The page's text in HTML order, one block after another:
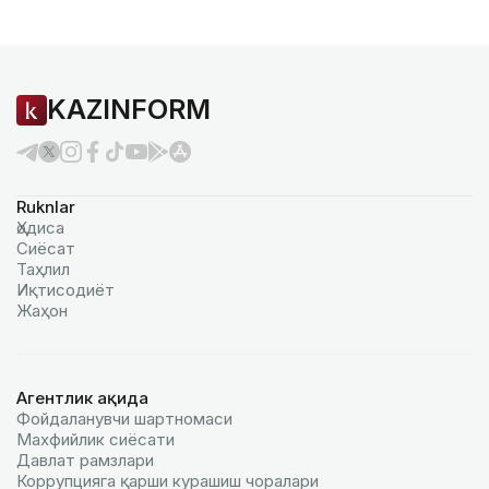
KAZINFORM
Ruknlar
Ҳодиса
Сиёсат
Таҳлил
Иқтисодиёт
Жаҳон
Агентлик ҳақида
Фойдаланувчи шартномаси
Махфийлик сиёсати
Давлат рамзлари
Коррупцияга қарши курашиш чоралари